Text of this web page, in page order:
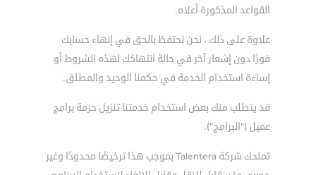
القواعد المذكورة أعلاه.
علاوة على ذلك ، نحن نحتفظ بالحق في إنهاء حسابك
فورًا دون إشعار آخر في حالة انتهاكك لهذه الشروط أو
إساءة استخدام الخدمة في حكمنا الوحيد والمطلق.
قد يتطلب منك بعض استخدام خدمتنا تنزيل حزمة برامج
عميل ("البرامج").
تمنحك شركة Talentera بموجب هذا ترخيصًا محدودًا وغير